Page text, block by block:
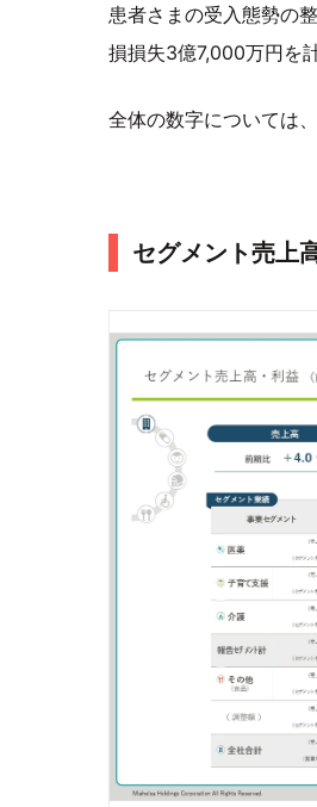
患者さまの受入態勢の
損損失3億7,000万円を
全体の数字については
セグメント売上